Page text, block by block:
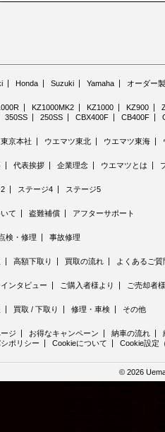
Honda Suzuki Yamaha オーダー
KZ1000MK2 KZ1000 KZ900
350SS 250SS CBX400F CB400F
京本社 ウエマツ東北 ウエマツ東海
代表挨拶 企業理念 ウエマツとは
ステージ4 ステージ5
て 盗難補償 アフターサポート
検・修理 事故修理
高額下取り 買取の流れ よくあるご質
ンタビュー ご購入者様より ご売却者
買取 / 下取り 修理・車検 その他
ジ お得なキャンペーン 納車の流れ
ポリシー
Cookieについて Cookie設定
© 2026